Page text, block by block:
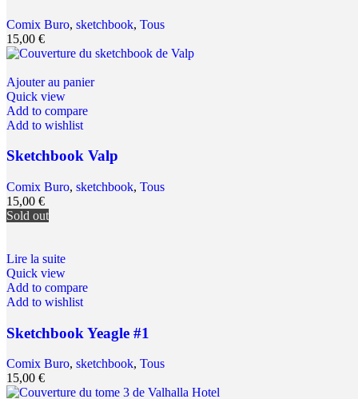
Comix Buro, sketchbook, Tous
15,00 €
Ajouter au panier
Quick view
Add to compare
Add to wishlist
Sketchbook Valp
Comix Buro, sketchbook, Tous
15,00 €
Sold out
Lire la suite
Quick view
Add to compare
Add to wishlist
Sketchbook Yeagle #1
Comix Buro, sketchbook, Tous
15,00 €